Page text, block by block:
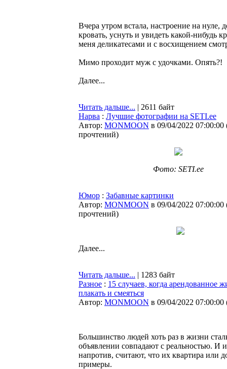
Вчера утром встала, настроение на нуле,
кровать, уснуть и увидеть какой-
меня деликатесами и с восхищением
Мимо проходит муж с удочками. Опять?!
Далее...
Читать дальше... | 2611 байт
Нарва : Лучшие фотографии на SETI.ee
Автор: MONMOON в 09/04/2022 07:00:00
прочтений)
Фото: SETI.ee
Юмор : Забавные картинки
Автор: MONMOON в 09/04/2022 07:00:00
прочтений)
Далее...
Читать дальше... | 1283 байт
Разное : 15 случаев, когда арендованное
плакать и смеяться
Автор: MONMOON в 09/04/2022 07:00:00
Большинство людей хоть раз в жизни
объявлении совпадают с реальностью. И
напротив, считают, что их квартира
примеры.